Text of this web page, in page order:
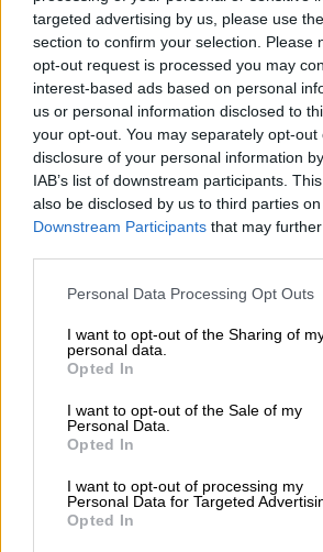
targeted advertising by us, please use
section to confirm your selection. Please
opt-out request is processed you may
interest-based ads based on personal
us or personal information disclosed to
your opt-out. You may separately opt-
disclosure of your personal information
IAB’s list of downstream participants.
also be disclosed by us to third parties
Downstream Participants that may
Please note that this website/app uses
not limited to your visit or usage
grant or deny consent to Google and its
use your data for below specified
consent section.
Personal Data Processing Opt Outs
I want to opt-out of the Sharing of
personal data.
Opted In
I want to opt-out of the Sale of my
Personal Data.
Opted In
I want to opt-out of processing my
Personal Data for Targeted
Opted In
ΔΙΑΒΑΣΤΕ ΕΠΙΣΗΣ
Κόσμος 13.05.2026 06:00
Τραμπ εκτός ελέγχου:
χάρτη με τη Βενεζουέλα
πολιτεία των ΗΠΑ»
και 1,2 τρισεκ. δολάρια τα
μόνο για το υλικό.
Τα δυο τρίτα της δαπάνης για
αναμένεται πως θα αφορούν
συστήματος που θα είναι
εξηγείται στο κείμενο.